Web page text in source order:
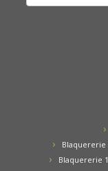
Blaquererie
Blaquererie